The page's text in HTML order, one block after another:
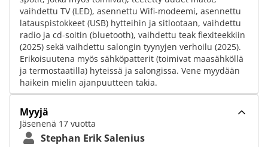
vaihdettu TV (LED), asennettu Wifi-modeemi, asennettu
latauspistokkeet (USB) hytteihin ja sitlootaan, vaihdettu
radio ja cd-soitin (bluetooth), vaihdettu teak flexiteekkiin
(2025) sekä vaihdettu salongin tyynyjen verhoilu (2025).
Erikoisuutena myös sähköpatterit (toimivat maasähköllä
ja termostaatilla) hyteissä ja salongissa. Vene myydään
haikein mielin ajanpuutteen takia.
Myyjä
Jäsenenä 17 vuotta
Stephan Erik Salenius